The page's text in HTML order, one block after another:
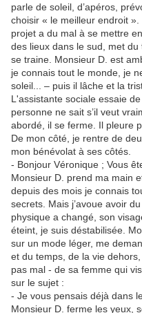
parle de soleil, d’apéros,
choisir « le meilleur endroit
projet a du mal à se mettre
des lieux dans le sud, met du
se traine. Monsieur D. est
je connais tout le monde, je
soleil... – puis il lâche et la
L'assistante sociale essaie
personne ne sait s’il veut
abordé, il se ferme. Il pleure
De mon côté, je rentre de
mon bénévolat à ses côtés.
- Bonjour Véronique ; Vous
Monsieur D. prend ma main
depuis des mois je connais
secrets. Mais j’avoue avoir
physique a changé, son
éteint, je suis déstabilisée.
sur un mode léger, me
et du temps, de la vie
pas mal - de sa femme qui
sur le sujet :
- Je vous pensais déjà dans
Monsieur D. ferme les yeux,